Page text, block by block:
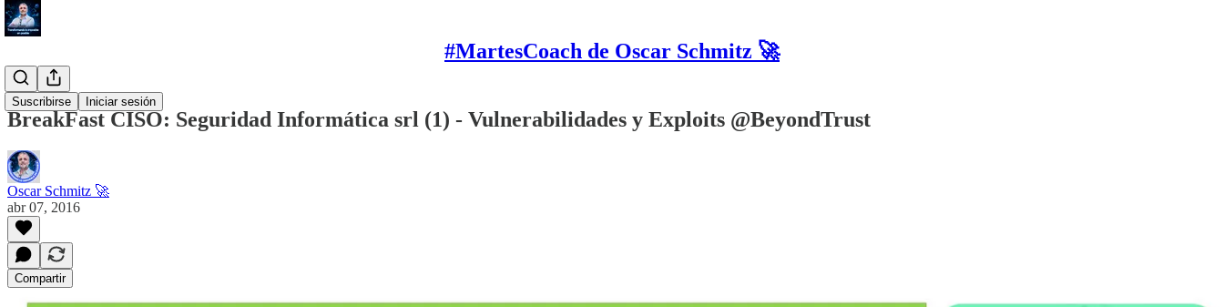
#MartesCoach de Oscar Schmitz 🚀
Suscribirse Iniciar sesión
#Blog
BreakFast CISO: Seguridad Informática srl (1) - Vulnerabilidades y Exploits @BeyondTrust
Oscar Schmitz 🚀
abr 07, 2016
Compartir